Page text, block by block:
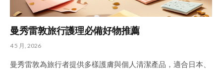
曼秀雷敦旅行護理必備好物推薦
4 5 月, 2026
曼秀雷敦為旅行者提供多樣護膚與個人清潔產品，適合日本、